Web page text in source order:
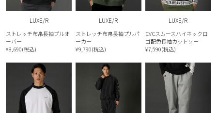
LUXE/R
ストレッチ布帛長袖プルオ
ーバー
¥8,690(税込)
LUXE/R
ストレッチ布帛長袖プルパ
ーカー
¥9,790(税込)
LUXE/R
CVCスムースハイネックロ
ゴ配色長袖カットソー
¥7,590(税込)